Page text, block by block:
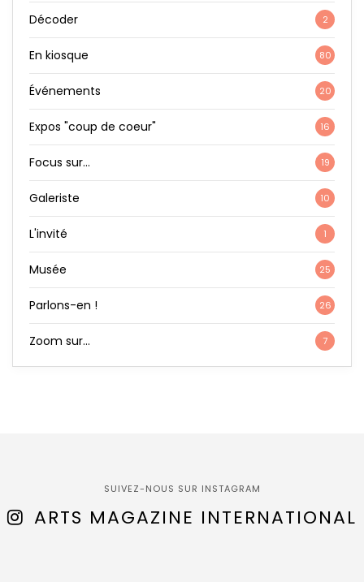
Décoder 2
En kiosque 80
Événements 20
Expos "coup de coeur" 16
Focus sur… 19
Galeriste 10
L'invité 1
Musée 25
Parlons-en ! 26
Zoom sur… 7
SUIVEZ-NOUS SUR INSTAGRAM
ARTS MAGAZINE INTERNATIONAL